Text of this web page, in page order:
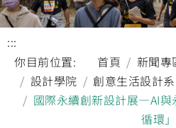
:::
你目前位置:
首頁 新聞專
設計學院
創意生活設計系
國際永續創新設計展—AI與
循環」